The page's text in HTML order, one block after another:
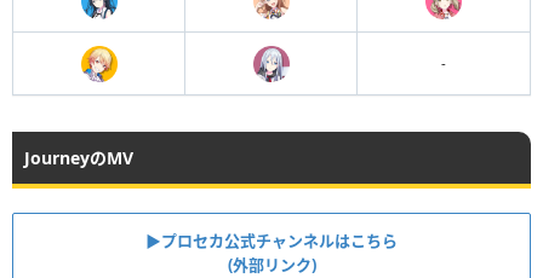
-
JourneyのMV
▶︎プロセカ公式チャンネルはこちら
(外部リンク)